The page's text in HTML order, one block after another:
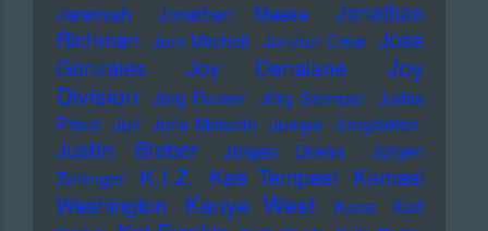
Jeremiah
Jonathan Meese
Jonathan
Richman Joni Mitchell Jonzun Crew Jose
Gonzales
Joy Denalane
Joy
Division Jörg Fauser Jörg Stempel Judas
Priest Juli Julia Meladin Jumpa Jungstötter
Justin Bieber Jürgen Drews
Jürgen
Zeltinger
K.I.Z. Kae Tempest Kamasi
Washington
Kanye West Karat
Karl